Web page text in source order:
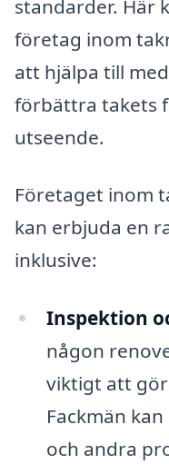
standarder. Här
företag inom
att hjälpa till
förbättra takets
utseende.
Företaget inom
kan erbjuda en
inklusive:
Inspektion
någon
viktigt att
Fackmän
och andra